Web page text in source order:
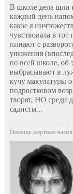
В школе дела шли
каждый день
какое я
чувствовала в
пинают с
унижения
по всей школе, об
выбрасывают в
кучу макулатуры
подростковом
творят, НО среди
садисты...
Помощь жертвам